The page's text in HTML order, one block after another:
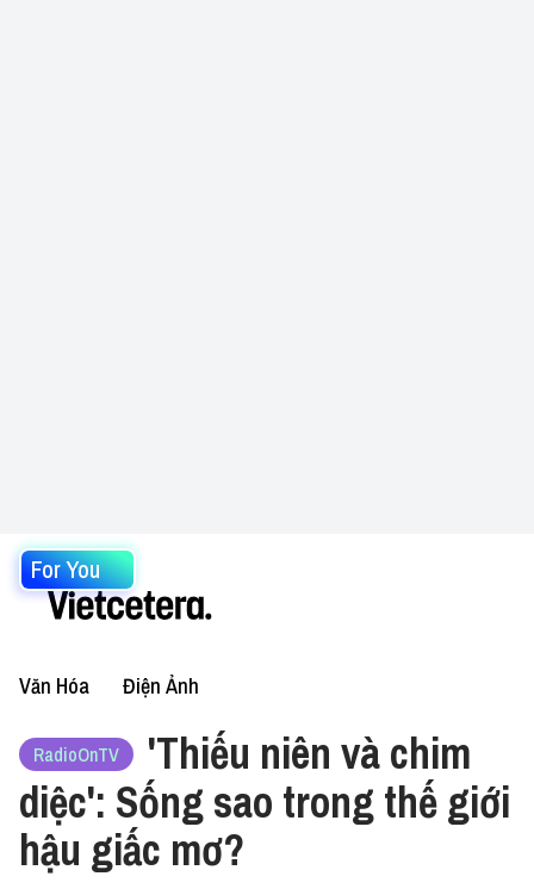
For You
Văn Hóa Điện Ảnh
RadioOnTV
'Thiếu niên và chim
diệc': Sống sao trong thế giới
hậu giấc mơ?